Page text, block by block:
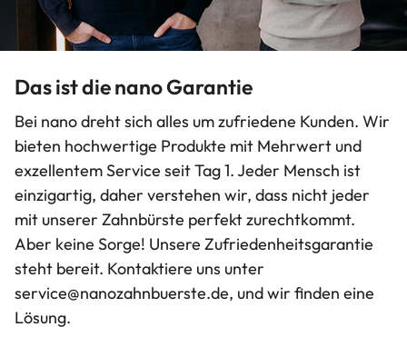
Das ist die nano Garantie
Bei nano dreht sich alles um zufriedene Kunden. Wir
bieten hochwertige Produkte mit Mehrwert und
exzellentem Service seit Tag 1. Jeder Mensch ist
einzigartig, daher verstehen wir, dass nicht jeder
mit unserer Zahnbürste perfekt zurechtkommt.
Aber keine Sorge! Unsere Zufriedenheitsgarantie
steht bereit. Kontaktiere uns unter
service@nanozahnbuerste.de, und wir finden eine
Lösung.